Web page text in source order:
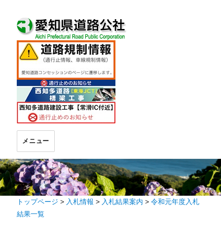
メニュー
トップページ > 入札情報 > 入札結果案内 >令和元年度入札
結果一覧